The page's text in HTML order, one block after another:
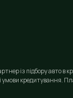
із підбору авто в
кредитування.